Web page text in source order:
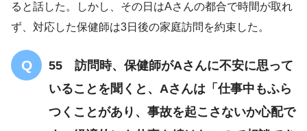
ると話した。しかし、その日はAさんの都合で時間が取れ
ず、対応した保健師は3日後の家庭訪問を約束した。
55 訪問時、保健師がAさんに不安に思って
いることを聞くと、Aさんは「仕事中もふら
つくことがあり、事故を起こさないか心配で